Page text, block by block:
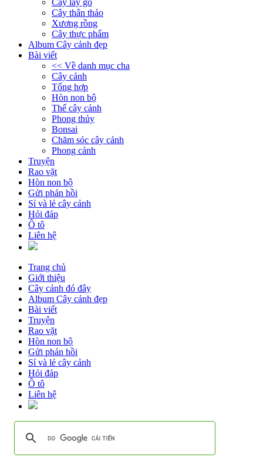
Cây lấy gỗ
Cây thân thảo
Xương rồng
Cây thực phẩm
Album Cây cảnh đẹp
Bài viết
<< Về danh mục cha
Cây cảnh
Tổng hợp
Hòn non bộ
Thế cây cảnh
Phong thủy
Bonsai
Chăm sóc cây cảnh
Phong cảnh
Truyện
Rao vặt
Hòn non bộ
Gửi phản hồi
Sỉ và lẻ cây cảnh
Hỏi đáp
Ô tô
Liên hệ
Trang chủ
Giới thiệu
Cây cảnh đó đây
Album Cây cảnh đẹp
Bài viết
Truyện
Rao vặt
Hòn non bộ
Gửi phản hồi
Sỉ và lẻ cây cảnh
Hỏi đáp
Ô tô
Liên hệ